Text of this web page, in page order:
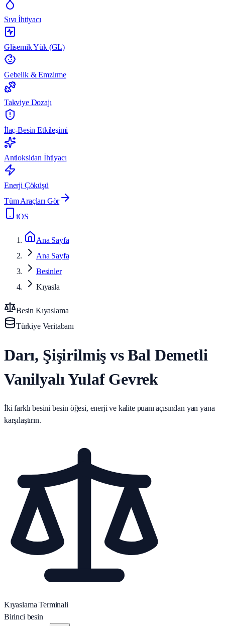
Sıvı İhtiyacı
Glisemik Yük (GL)
Gebelik & Emzirme
Takviye Dozajı
İlaç-Besin Etkileşimi
Antioksidan İhtiyacı
Enerji Çöküşü
Tüm Araçları Gör
iOS
Ana Sayfa
Ana Sayfa
Besinler
Kıyasla
Besin Kıyaslama
Türkiye Veritabanı
Darı, Şişirilmiş vs Bal Demetli
Vanilyalı Yulaf Gevrek
İki farklı besini besin öğesi, enerji ve kalite puanı açısından yan yana
karşılaştırın.
Kıyaslama Terminali
Birinci besin